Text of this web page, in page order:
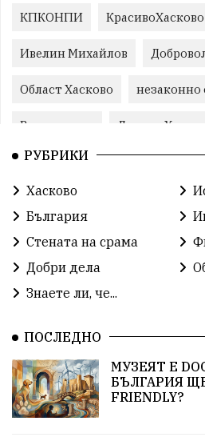
КПКОНПИ КрасивоХасково
Ивелин Михайлов
Област Хасково незаконно
Възраждане Даниел
прокуратура
Прогресивна България
злато Прогресивна
Делчо Пехливанов протест
Станислав Дечев
несправедливост бухалки
екология
РУБРИКИ
Хасково
България
Стената на срама
Добри дела
Знаете ли, че...
ПОСЛЕДНО
МУЗЕЯТ Е
БЪЛГАРИЯ ЩЕ
FRIENDLY?